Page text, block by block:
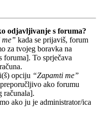
odjavljivanje s foruma?
me” kada se prijaviš, forum
za tvojeg boravka na
foruma]. To sprječava
opciju “Zapamti me”
ako forumu
računala].
ako ju je administrator/ica